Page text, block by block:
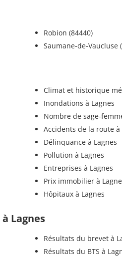
Robion (84440)
Saumane-de-Vaucluse
Climat et historique
Inondations à Lagnes
Nombre de sage-
Accidents de la route à
Délinquance à Lagnes
Pollution à Lagnes
Entreprises à Lagnes
Prix immobilier à
Hôpitaux à Lagnes
Lagnes
Résultats du brevet à
Résultats du BTS à